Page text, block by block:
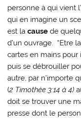
personne à qui vient
qui en imagine un
est lacause de
d’un ouvrage. “Etre
cartes en mains pour
puis se débrouiller
autre, par n’importe
(2 Timothée 3:14 à 4)
doit se trouver une
presse dont le